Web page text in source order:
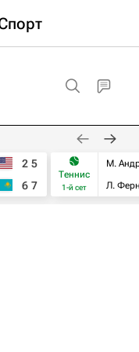
2 5
6 7
Теннис
1-й сет
М.
Л.